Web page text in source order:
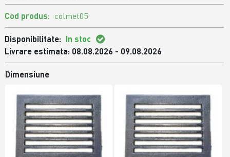
Cod produs: colmet05
Disponibilitate: In stoc
Livrare estimata: 08.08.2026 - 09.08.2026
Dimensiune